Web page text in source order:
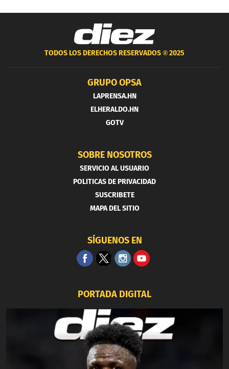
TODOS LOS DERECHOS RESERVADOS ®2025
GRUPO OPSA
LAPRENSA.HN
ELHERALDO.HN
GOTV
SOBRE NOSOTROS
SERVICIO AL USUARIO
POLITICAS DE PRIVACIDAD
SUSCRIBETE
MAPA DEL SITIO
SÍGUENOS EN
PORTADA DIGITAL